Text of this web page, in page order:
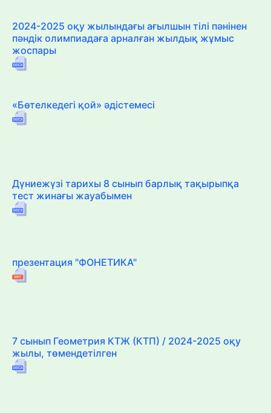
2024-2025 оқу жылындағы ағылшын тілі пәнінен
пәндік олимпиадаға арналған жылдық жұмыс
жоспары
«Бөтелкедегі қой» әдістемесі
Дүниежүзі тарихы 8 сынып барлық тақырыпқа
тест жинағы жауабымен
презентация "ФОНЕТИКА"
7 сынып Геометрия КТЖ (КТП) / 2024-2025 оқу
жылы, төмендетілген